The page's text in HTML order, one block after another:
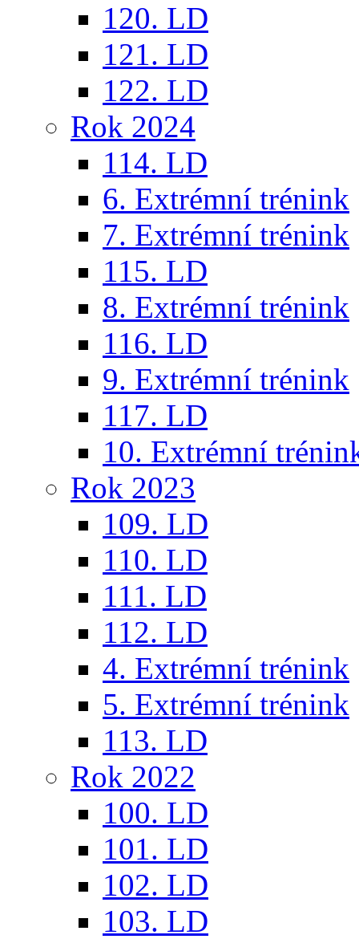
120. LD
121. LD
122. LD
Rok 2024
114. LD
6. Extrémní trénink
7. Extrémní trénink
115. LD
8. Extrémní trénink
116. LD
9. Extrémní trénink
117. LD
10. Extrémní
Rok 2023
109. LD
110. LD
111. LD
112. LD
4. Extrémní trénink
5. Extrémní trénink
113. LD
Rok 2022
100. LD
101. LD
102. LD
103. LD